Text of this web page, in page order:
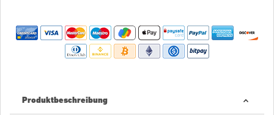
Produktbeschreibung